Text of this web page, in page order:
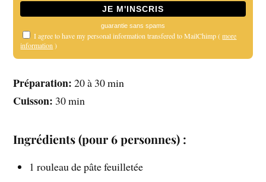
guarantie sans spams
I agree to have my personal information transfered to MailChimp (more
information )
Préparation:20 à 30 min
Cuisson: 30 min
Ingrédients (pour 6 personnes) :
1 rouleau de pâte feuilletée